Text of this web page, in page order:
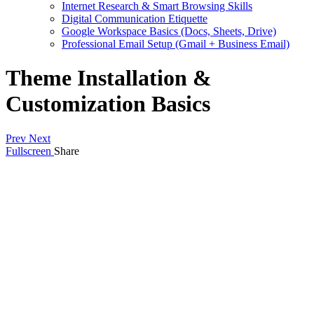
Internet Research & Smart Browsing Skills
Digital Communication Etiquette
Google Workspace Basics (Docs, Sheets, Drive)
Professional Email Setup (Gmail + Business Email)
Theme Installation &
Customization Basics
Prev Next
Fullscreen Share